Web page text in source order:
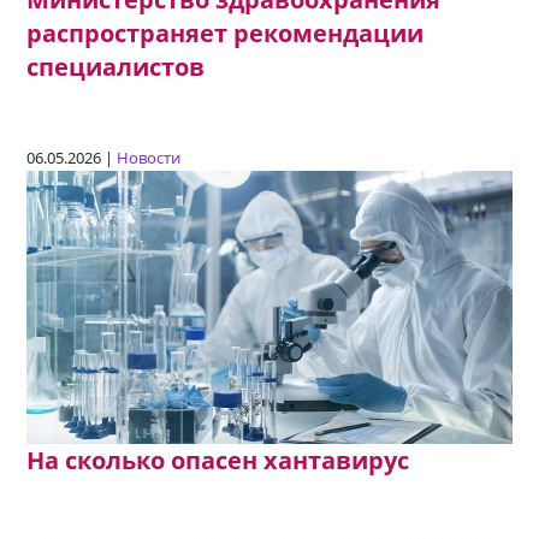
распространяет рекомендации
специалистов
06.05.2026 | Новости
На сколько опасен хантавирус